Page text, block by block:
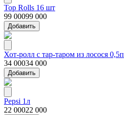
Top Rolls 16 шт
99 00099 000
Добавить
Хот-ролл с тар-таром из лосося 0,5п
34 00034 000
Добавить
Pepsi 1л
22 00022 000